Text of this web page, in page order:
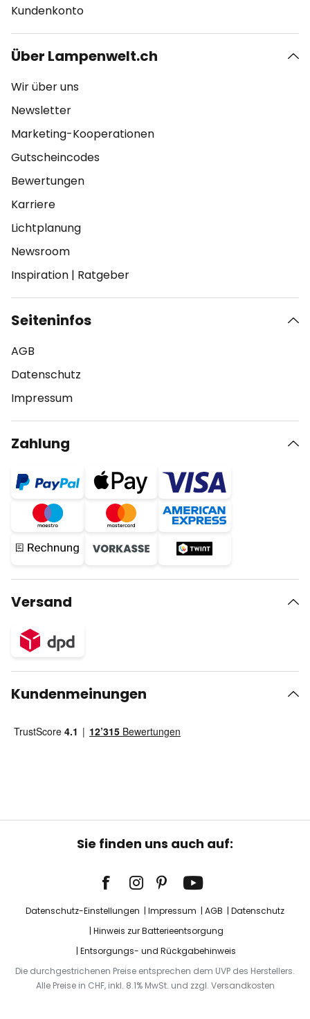
Kundenkonto
Über Lampenwelt.ch
Wir über uns
Newsletter
Marketing-Kooperationen
Gutscheincodes
Bewertungen
Karriere
Lichtplanung
Newsroom
Inspiration | Ratgeber
Seiteninfos
AGB
Datenschutz
Impressum
Zahlung
Versand
Kundenmeinungen
Sie finden uns auch auf:
Datenschutz-Einstellungen Impressum AGB
Datenschutz
Hinweis zur Batterieentsorgung
Entsorgungs- und Rückgabehinweis
Die durchgestrichenen Preise entsprechen dem UVP des Herstellers.
Alle Preise in CHF, inkl. 8.1% MwSt. und zzgl. Versandkosten